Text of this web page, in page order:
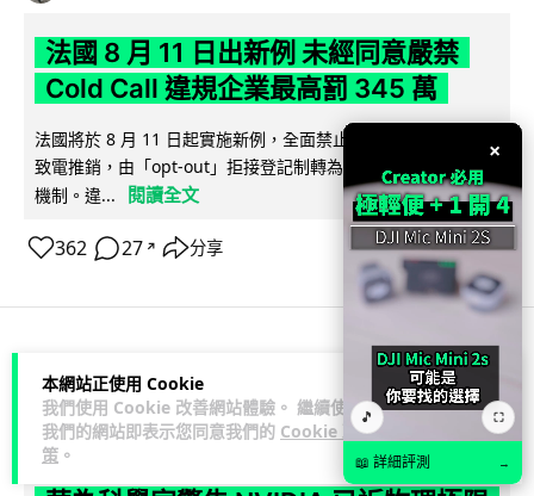
本網站正使用 Cookie
我們使用 Cookie 改善網站體驗。 繼續使用
我們的網站即表示您同意我們的 Cookie 政
策 。
法國 8 月 11 日出新例 未經同意嚴禁
Cold Call 違規企業最高罰 345 萬
法國將於 8 月 11 日起實施新例，全面禁止企業未經消費者同意
致電推銷，由「opt-out」拒接登記制轉為「opt-in」先徵同意
機制。違...
閱讀全文
362 27 ↗ 分享
人工智能
Lawton 2 日
×
🎵 ⛶
📖 詳細評測 →